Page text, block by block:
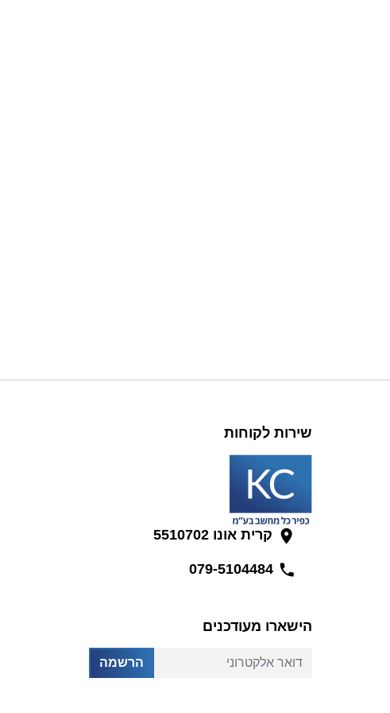
שירות לקוחות
קרית אונו 5510702
הישארו מעודכנים
דואר אלקטרוני הרשמה